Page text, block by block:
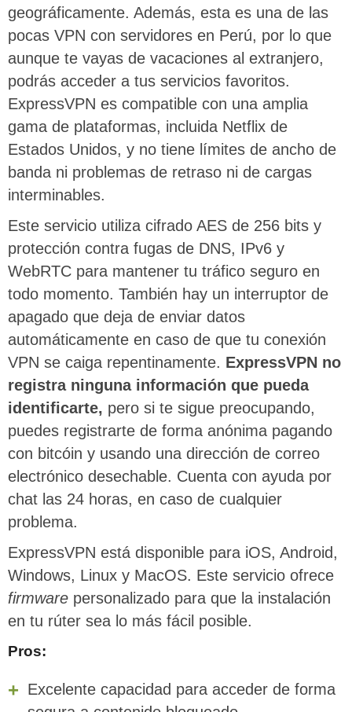
geográficamente. Además, esta es una de las
pocas VPN con servidores en Perú, por lo que
aunque te vayas de vacaciones al extranjero,
podrás acceder a tus servicios favoritos.
ExpressVPN es compatible con una amplia
gama de plataformas, incluida Netflix de
Estados Unidos, y no tiene límites de ancho de
banda ni problemas de retraso ni de cargas
interminables.
Este servicio utiliza cifrado AES de 256 bits y
protección contra fugas de DNS, IPv6 y
WebRTC para mantener tu tráfico seguro en
todo momento. También hay un interruptor de
apagado que deja de enviar datos
automáticamente en caso de que tu conexión
VPN se caiga repentinamente. ExpressVPN no
registra ninguna información que pueda
identificarte, pero si te sigue preocupando,
puedes registrarte de forma anónima pagando
con bitcóin y usando una dirección de correo
electrónico desechable. Cuenta con ayuda por
chat las 24 horas, en caso de cualquier
problema.
ExpressVPN está disponible para iOS, Android,
Windows, Linux y MacOS. Este servicio ofrece
firmware personalizado para que la instalación
en tu rúter sea lo más fácil posible.
Pros:
Excelente capacidad para acceder de forma